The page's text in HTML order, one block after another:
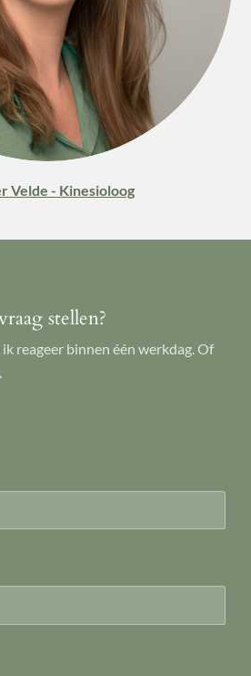
Velde - Kinesioloog
stellen?
reageer binnen één werkdag. Of